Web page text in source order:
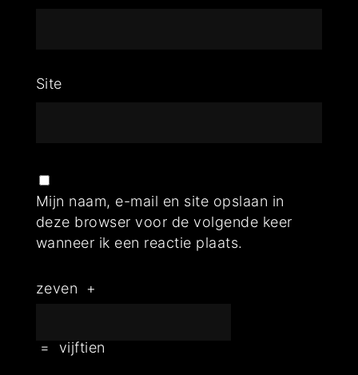
Site
Mijn naam, e-mail en site opslaan in
deze browser voor de volgende keer
wanneer ik een reactie plaats.
zeven +
= vijftien